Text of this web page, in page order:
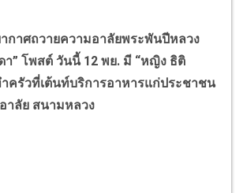
าศถวายความอาลัยพระพันปีหลวง
า” โพสต์ วันนี้ 12 พย. มี “หญิง ธิติ
ครัวที่เต้นท์บริการอาหารแก่ประชาชน
าลัย สนามหลวง